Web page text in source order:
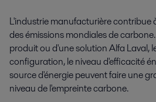
L'industrie manufacturière
des émissions mondiales de
produit ou d'une solution Alfa Laval,
configuration, le niveau d'efficacité
source d'énergie peuvent faire une
niveau de l'empreinte carbone.